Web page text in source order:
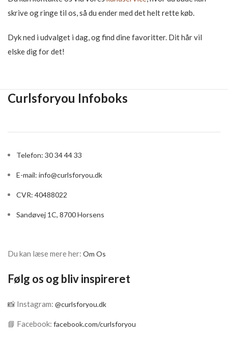
skrive og ringe til os, så du ender med det helt rette køb.
Dyk ned i udvalget i dag, og find dine favoritter. Dit hår vil
elske dig for det!
Curlsforyou Infoboks
Telefon: 30 34 44 33
E-mail: info@curlsforyou.dk
CVR: 40488022
Sandøvej 1C, 8700 Horsens
Du kan læse mere her: Om Os
Følg os og bliv inspireret
📸 Instagram: @curlsforyou.dk
📘 Facebook: facebook.com/curlsforyou